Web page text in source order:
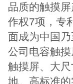
品质的触摸
作权7项，专
面成为中国
公司电容触
触摸屏、大
地、高标准